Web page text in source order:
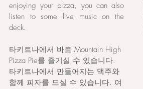
enjoying your pizza, you can also
listen to some live music on the
deck.
타키트나에서 바로 Mountain High
Pizza Pie를 즐기실 수 있습니다.
타키트나에서 만들어지는 맥주와
함께 피자를 드실 수 있습니다. 여